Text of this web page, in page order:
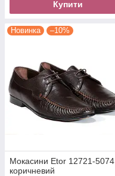
Купити
Новинка –10%
Мокасини Etor 12721-5074
коричневий